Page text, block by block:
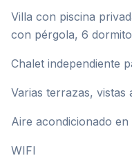
Villa con piscina
con pérgola, 6
Chalet independiente
Varias terrazas, vistas
Aire acondicionado en
WIFI